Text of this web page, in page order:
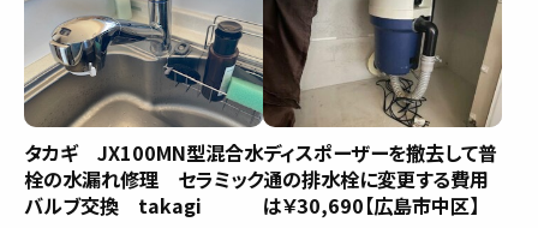
タカギ JX100MN型混合水
栓の水漏れ修理 セラミック
バルブ交換 takagi
ディスポーザーを撤去して普
通の排水栓に変更する費用
は￥30,690【広島市中区】